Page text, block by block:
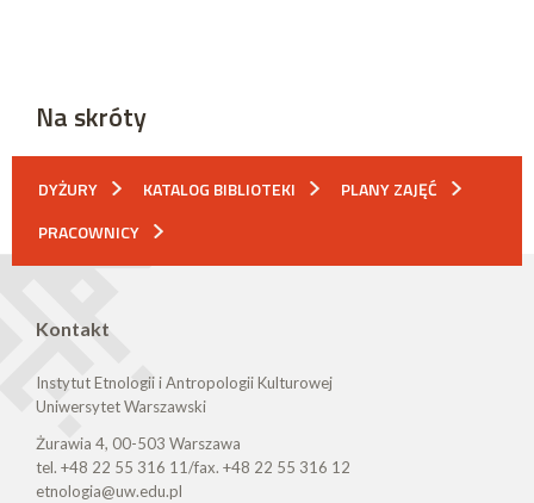
Na skróty
DYŻURY KATALOG BIBLIOTEKI
PLANY ZAJĘĆ
PRACOWNICY
Kontakt
Instytut Etnologii i Antropologii Kulturowej
Uniwersytet Warszawski
Żurawia 4, 00-503 Warszawa
tel. +48 22 55 316 11/fax. +48 22 55 316 12
etnologia@uw.edu.pl